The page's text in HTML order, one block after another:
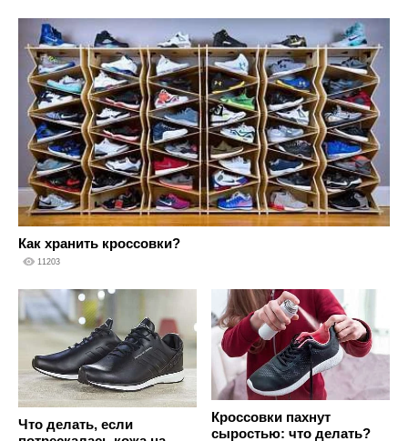
Как хранить кроссовки?
11203
Что делать, если
Кроссовки пахнут
сыростью: что делать?